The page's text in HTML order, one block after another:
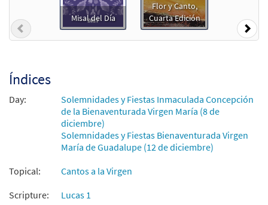
30114056 ENVÍO Cant Min
Llame para ordenar
Descargue]
$3.15 30151932 DIGITAL
Agregar al carrito
- Descargue]
Misal del Día
Flor y Canto,
Cuarta Edición
Previous
Índices
Day:
Solemnidades y Fiestas Inmaculada Concepción
de la Bienaventurada Virgen María (8 de
diciembre)
Solemnidades y Fiestas Bienaventurada Virgen
María de Guadalupe (12 de diciembre)
Topical:
Cantos a la Virgen
Scripture:
Lucas 1